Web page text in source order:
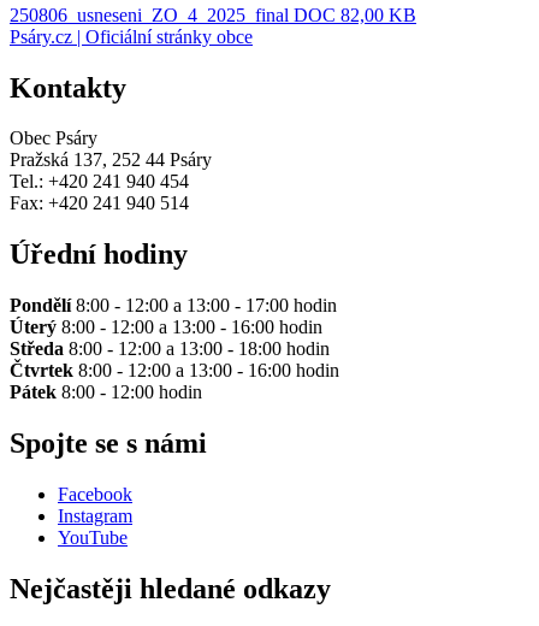
250806_usneseni_ZO_4_2025_final DOC 82,00 KB
Psáry.cz | Oficiální stránky obce
Kontakty
Obec Psáry
Pražská 137, 252 44 Psáry
Tel.: +420 241 940 454
Fax: +420 241 940 514
Úřední hodiny
Pondělí8:00 - 12:00 a 13:00 - 17:00 hodin
Úterý 8:00 - 12:00 a 13:00 - 16:00 hodin
Středa 8:00 - 12:00 a 13:00 - 18:00 hodin
Čtvrtek 8:00 - 12:00 a 13:00 - 16:00 hodin
Pátek 8:00 - 12:00 hodin
Spojte se s námi
Facebook
Instagram
YouTube
Nejčastěji hledané odkazy